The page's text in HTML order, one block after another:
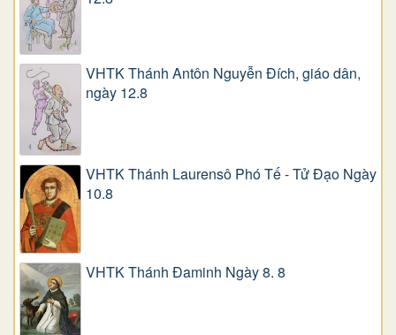
VHTK Thánh Antôn Nguyễn Ðích, giáo dân,
ngày 12.8
VHTK Thánh Laurensô Phó Tế - Tử Đạo Ngày
10.8
VHTK Thánh Đaminh Ngày 8. 8